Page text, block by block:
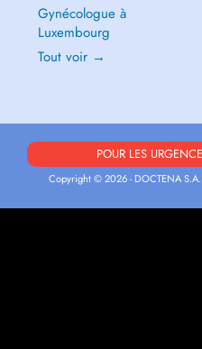
Gynécologue à
Luxembourg
Tout voir →
POUR LES
Copyright © 2026 - DOCTENA